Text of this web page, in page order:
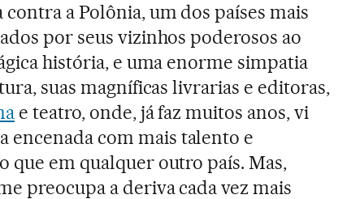
contra a Polônia, um dos países mais
por seus vizinhos poderosos ao
história, e uma enorme simpatia
suas magníficas livrarias e editoras,
e teatro, onde, já faz muitos anos, vi
encenada com mais talento e
que em qualquer outro país. Mas,
preocupa a deriva cada vez mais